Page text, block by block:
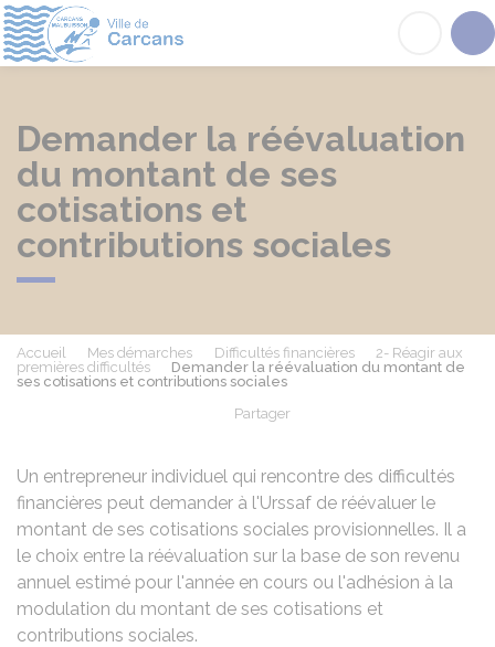
Demander la réévaluation
du montant de ses
cotisations et
contributions sociales
Accueil Mes démarches Difficultés financières
2- Réagir aux
premières difficultés
Demander la réévaluation du montant de
ses cotisations et contributions sociales
Partager
Un entrepreneur individuel qui rencontre des difficultés
financières peut demander à l'Urssaf de réévaluer le
montant de ses cotisations sociales provisionnelles. Il a
le choix entre la réévaluation sur la base de son revenu
annuel estimé pour l'année en cours ou l'adhésion à la
modulation du montant de ses cotisations et
contributions sociales.